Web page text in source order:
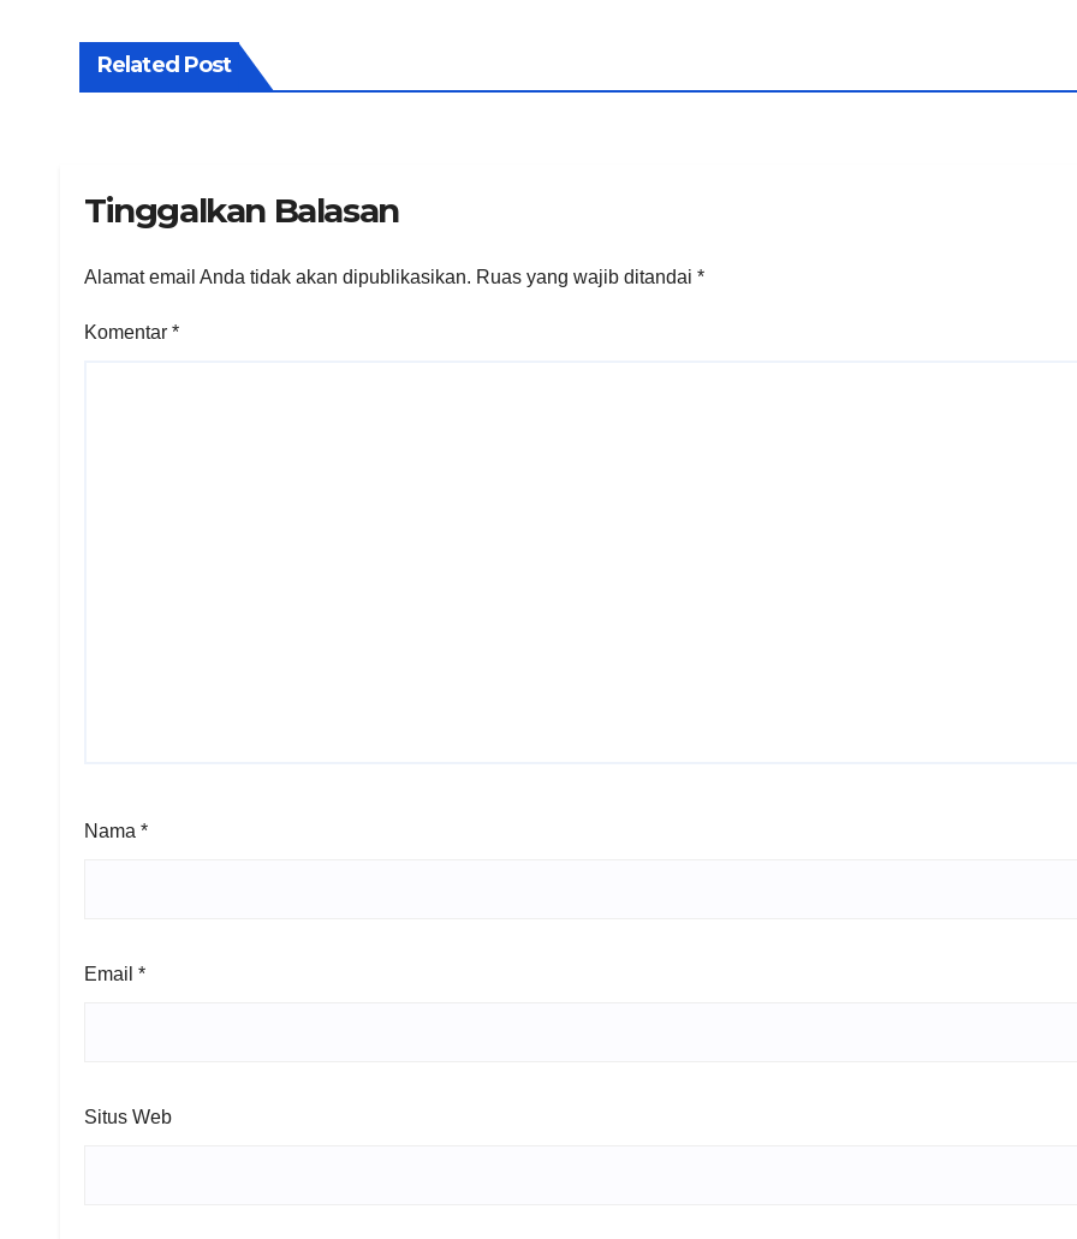
Related Post
Tinggalkan Balasan
Alamat email Anda tidak akan dipublikasikan. Ruas yang wajib ditandai *
Komentar *
Nama *
Email *
Situs Web